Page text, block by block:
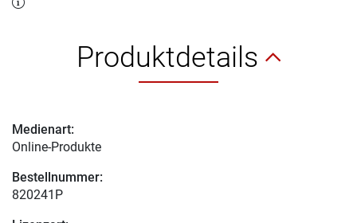
Produktdetails
Medienart:
Online-Produkte
Bestellnummer:
820241P